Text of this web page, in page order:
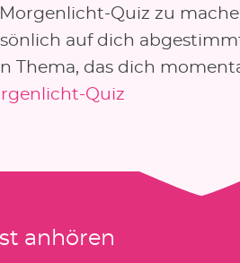
Quiz zu
auf dich
Thema, das dich
Quiz
anhören